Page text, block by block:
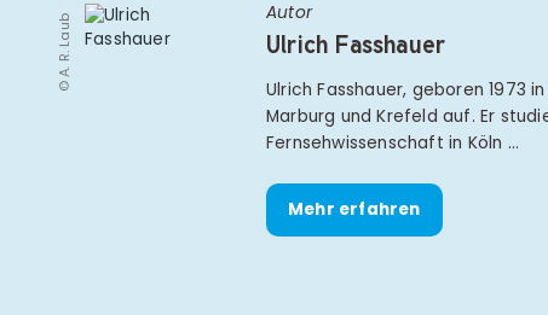
© A. R. Laub
Autor
Ulrich Fasshauer
Ulrich Fasshauer, geboren 1973
Marburg und Krefeld auf. Er
Fernsehwissenschaft in Köln …
Mehr erfahren